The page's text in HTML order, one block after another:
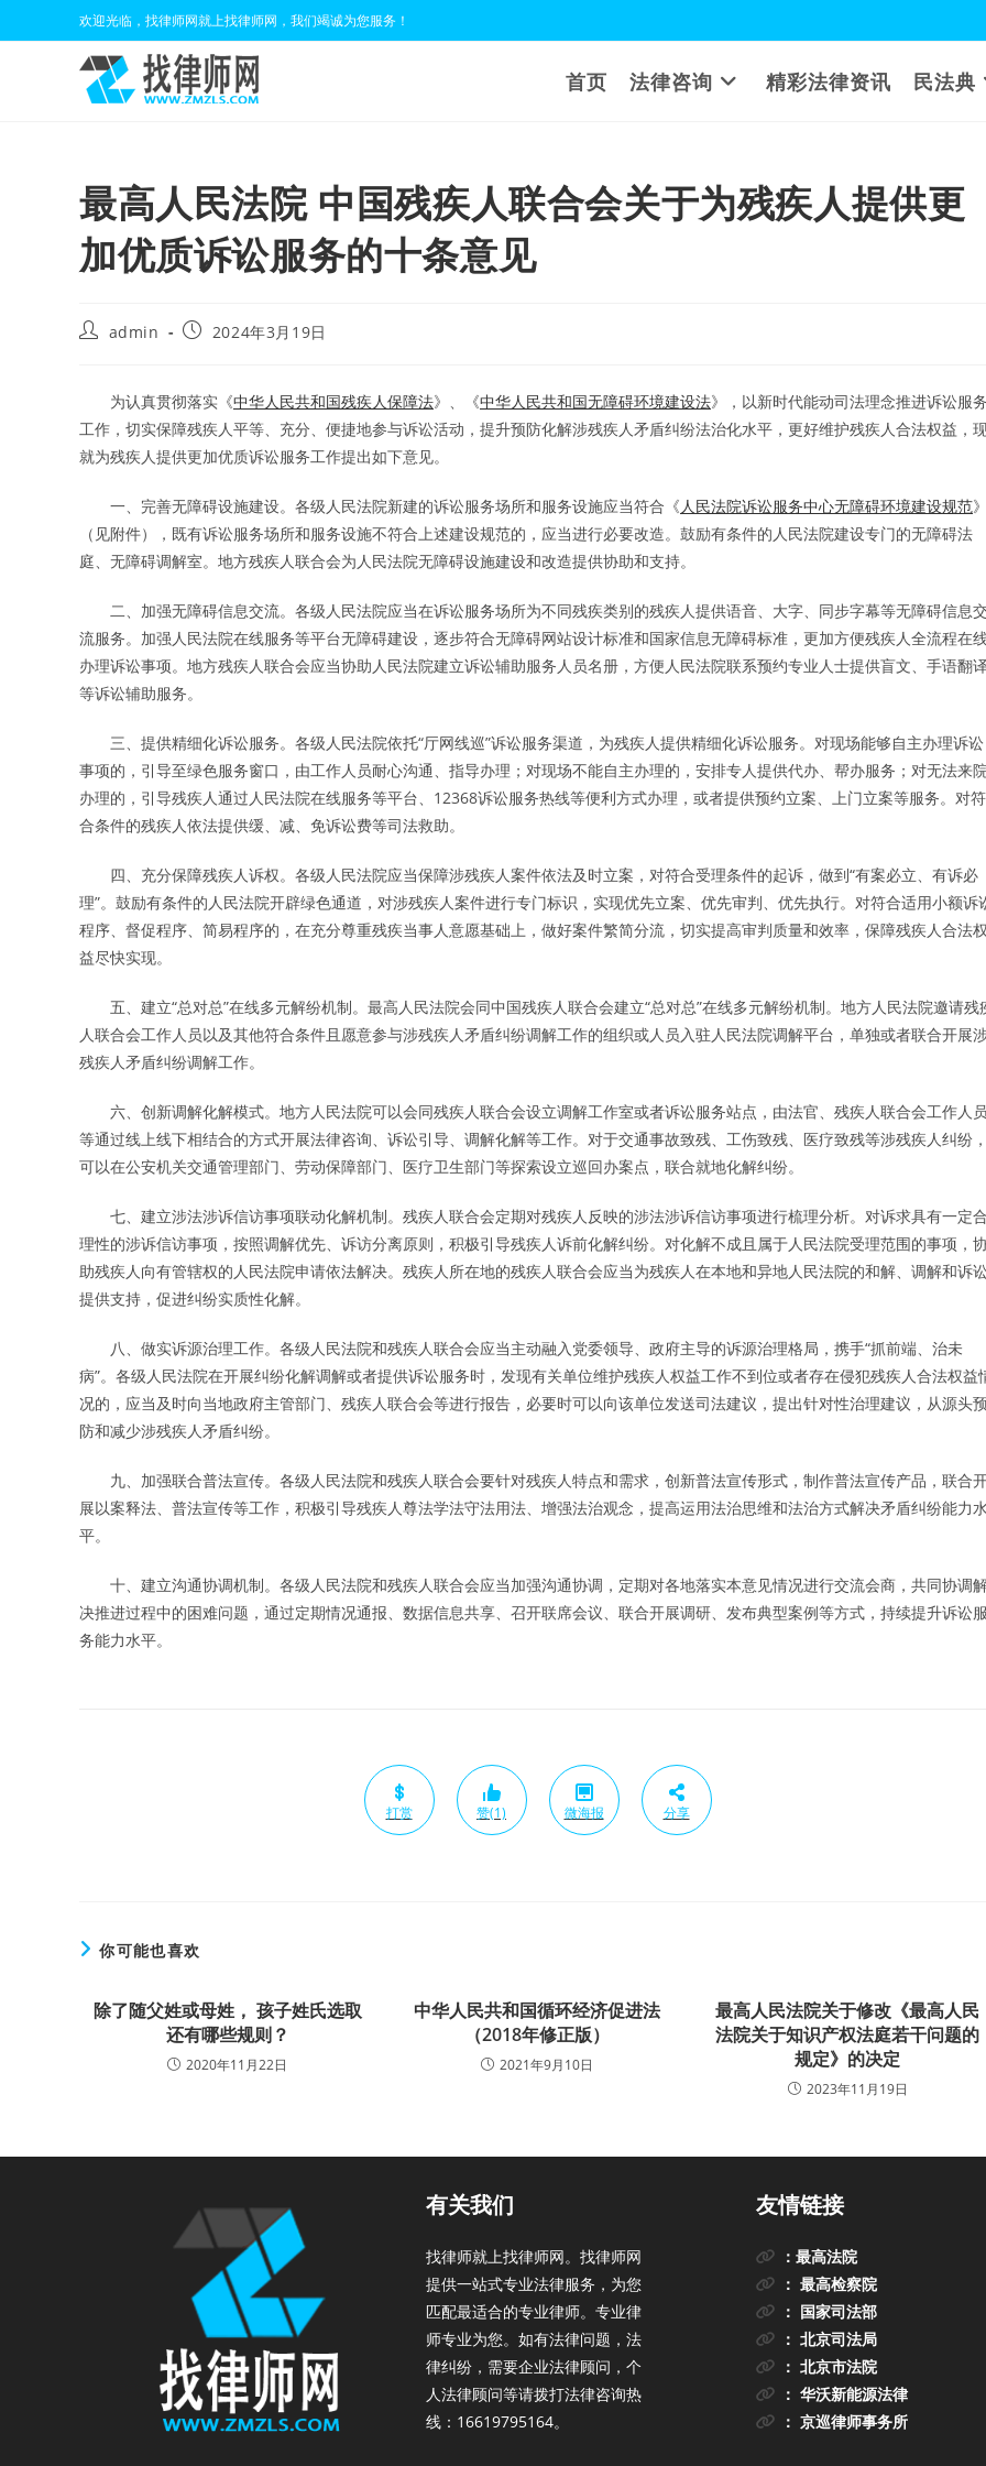
to
欢迎光临，找律师网就上找律师网，我们竭诚为您服务！
首页 法律咨询 精彩法律资讯 民法典
最高人民法院 中国残疾人联合会关于为残疾人提供更
加优质诉讼服务的十条意见
Postadmin
Post2024年3月19日
为认真贯彻落实《中华人民共和国残疾人保障法》、《中华人民共和国无障碍环境建设法》，以新时代能动司法理念推进诉讼服务
工作，切实保障残疾人平等、充分、便捷地参与诉讼活动，提升预防化解涉残疾人矛盾纠纷法治化水平，更好维护残疾人合法权益，
就为残疾人提供更加优质诉讼服务工作提出如下意见。
一、完善无障碍设施建设。各级人民法院新建的诉讼服务场所和服务设施应当符合《人民法院诉讼服务中心无障碍环境建设规范》
（见附件），既有诉讼服务场所和服务设施不符合上述建设规范的，应当进行必要改造。鼓励有条件的人民法院建设专门的无障碍法
庭、无障碍调解室。地方残疾人联合会为人民法院无障碍设施建设和改造提供协助和支持。
二、加强无障碍信息交流。各级人民法院应当在诉讼服务场所为不同残疾类别的残疾人提供语音、大字、同步字幕等无障碍信息
流服务。加强人民法院在线服务等平台无障碍建设，逐步符合无障碍网站设计标准和国家信息无障碍标准，更加方便残疾人全流程在
办理诉讼事项。地方残疾人联合会应当协助人民法院建立诉讼辅助服务人员名册，方便人民法院联系预约专业人士提供盲文、手语翻译
等诉讼辅助服务。
三、提供精细化诉讼服务。各级人民法院依托“厅网线巡”诉讼服务渠道，为残疾人提供精细化诉讼服务。对现场能够自主办理诉讼
事项的，引导至绿色服务窗口，由工作人员耐心沟通、指导办理；对现场不能自主办理的，安排专人提供代办、帮办服务；对无法来
办理的，引导残疾人通过人民法院在线服务等平台、12368诉讼服务热线等便利方式办理，或者提供预约立案、上门立案等服务。对符
合条件的残疾人依法提供缓、减、免诉讼费等司法救助。
四、充分保障残疾人诉权。各级人民法院应当保障涉残疾人案件依法及时立案，对符合受理条件的起诉，做到“有案必立、有诉必
理”。鼓励有条件的人民法院开辟绿色通道，对涉残疾人案件进行专门标识，实现优先立案、优先审判、优先执行。对符合适用小额诉
程序、督促程序、简易程序的，在充分尊重残疾当事人意愿基础上，做好案件繁简分流，切实提高审判质量和效率，保障残疾人合法权
益尽快实现。
五、建立“总对总”在线多元解纷机制。最高人民法院会同中国残疾人联合会建立“总对总”在线多元解纷机制。地方人民法院邀请残
人联合会工作人员以及其他符合条件且愿意参与涉残疾人矛盾纠纷调解工作的组织或人员入驻人民法院调解平台，单独或者联合开展
残疾人矛盾纠纷调解工作。
六、创新调解化解模式。地方人民法院可以会同残疾人联合会设立调解工作室或者诉讼服务站点，由法官、残疾人联合会工作人员
等通过线上线下相结合的方式开展法律咨询、诉讼引导、调解化解等工作。对于交通事故致残、工伤致残、医疗致残等涉残疾人纠纷，
可以在公安机关交通管理部门、劳动保障部门、医疗卫生部门等探索设立巡回办案点，联合就地化解纠纷。
七、建立涉法涉诉信访事项联动化解机制。残疾人联合会定期对残疾人反映的涉法涉诉信访事项进行梳理分析。对诉求具有一定合
理性的涉诉信访事项，按照调解优先、诉访分离原则，积极引导残疾人诉前化解纠纷。对化解不成且属于人民法院受理范围的事项，
助残疾人向有管辖权的人民法院申请依法解决。残疾人所在地的残疾人联合会应当为残疾人在本地和异地人民法院的和解、调解和诉讼
提供支持，促进纠纷实质性化解。
八、做实诉源治理工作。各级人民法院和残疾人联合会应当主动融入党委领导、政府主导的诉源治理格局，携手“抓前端、治未
病”。各级人民法院在开展纠纷化解调解或者提供诉讼服务时，发现有关单位维护残疾人权益工作不到位或者存在侵犯残疾人合法权益
况的，应当及时向当地政府主管部门、残疾人联合会等进行报告，必要时可以向该单位发送司法建议，提出针对性治理建议，从源头预
防和减少涉残疾人矛盾纠纷。
九、加强联合普法宣传。各级人民法院和残疾人联合会要针对残疾人特点和需求，创新普法宣传形式，制作普法宣传产品，联合
展以案释法、普法宣传等工作，积极引导残疾人尊法学法守法用法、增强法治观念，提高运用法治思维和法治方式解决矛盾纠纷能力
平。
十、建立沟通协调机制。各级人民法院和残疾人联合会应当加强沟通协调，定期对各地落实本意见情况进行交流会商，共同协调
决推进过程中的困难问题，通过定期情况通报、数据信息共享、召开联席会议、联合开展调研、发布典型案例等方式，持续提升诉讼服
务能力水平。
打赏 赞(1) 微海报 分享
你可能也喜欢
除了随父姓或母姓， 孩子姓氏选取
还有哪些规则？
2020年11月22日
中华人民共和国循环经济促进法
（2018年修正版）
2021年9月10日
最高人民法院关于修改《最高人民
法院关于知识产权法庭若干问题的
规定》的决定
2023年11月19日
有关我们
找律师就上找律师网。找律师网
提供一站式专业法律服务，为您
匹配最适合的专业律师。专业律
师专业为您。如有法律问题，法
律纠纷，需要企业法律顾问，个
人法律顾问等请拨打法律咨询热
线：16619795164。
友情链接
：最高法院
： 最高检察院
： 国家司法部
： 北京司法局
： 北京市法院
： 华沃新能源法律
： 京巡律师事务所